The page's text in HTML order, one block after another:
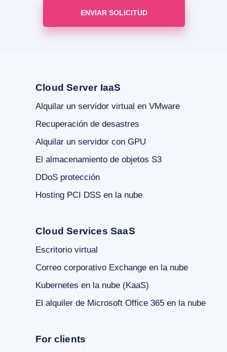
Cloud Server IaaS
Alquilar un servidor virtual en VMware
Recuperación de desastres
Alquilar un servidor con GPU
El almacenamiento de objetos S3
DDoS protección
Hosting PCI DSS en la nube
Cloud Services SaaS
Escritorio virtual
Correo corporativo Exchange en la nube
Kubernetes en la nube (KaaS)
El alquiler de Microsoft Office 365 en la nube
For clients